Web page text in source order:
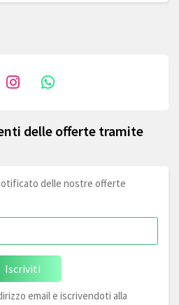
delle offerte tramite
delle nostre offerte
Iscriviti
email e iscrivendoti alla